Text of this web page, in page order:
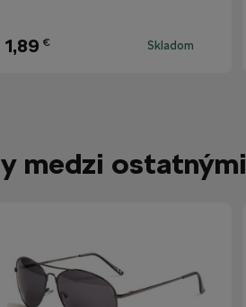
1,89 € Skladom
medzi ostatnými